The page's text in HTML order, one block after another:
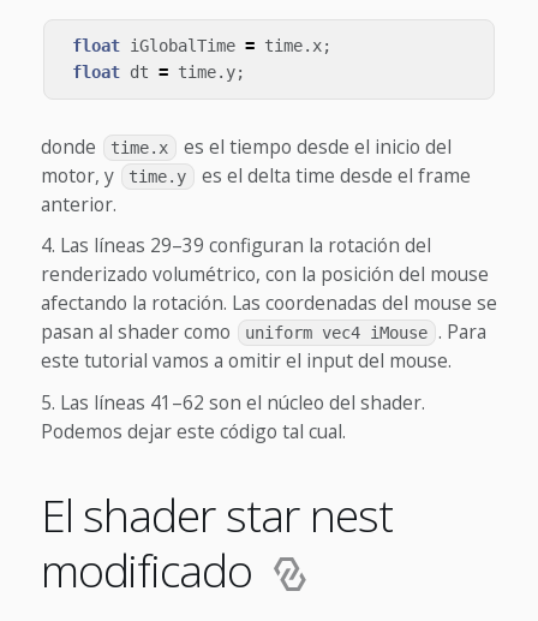
float iGlobalTime = time.x;
float dt = time. y;
donde time.x
es el tiempo desde el inicio del
motor, y
time.y
es el delta time desde el frame
anterior.
Las líneas 29–39 configuran la rotación del
renderizado volumétrico, con la posición del mouse
afectando la rotación. Las coordenadas del mouse se
pasan al shader como
uniform vec4 iMouse . Para
este tutorial vamos a omitir el input del mouse.
Las líneas 41–62 son el núcleo del shader.
Podemos dejar este código tal cual.
El shader star nest
modificado